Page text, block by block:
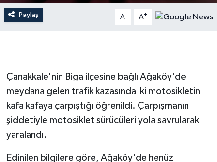
Paylaş A- A+
Çanakkale'nin Biga ilçesine bağlı Ağaköy'de
meydana gelen trafik kazasında iki motosikletin
kafa kafaya çarpıştığı öğrenildi. Çarpışmanın
şiddetiyle motosiklet sürücüleri yola savrularak
yaralandı.
Edinilen bilgilere göre, Ağaköy'de henüz
Otomobil
Siyaset
Spor
Tarım ve Ekonomi